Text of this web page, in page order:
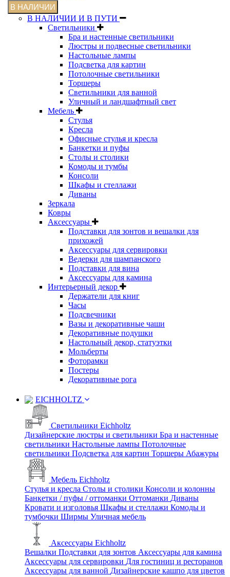
В НАЛИЧИИ
В НАЛИЧИИ И В ПУТИ
Светильники
Бра и настенные светильники
Люстры и подвесные светильники
Настольные лампы
Подсветка для картин
Потолочные светильники
Торшеры
Светильники для ванной
Уличный и ландшафтный свет
Мебель
Стулья
Кресла
Офисные стулья и кресла
Банкетки и пуфы
Столы и столики
Комоды и тумбы
Консоли
Шкафы и стеллажи
Диваны
Зеркала
Ковры
Аксессуары
Подставки для зонтов и вешалки для
прихожей
Аксессуары для сервировки
Ведерки для шампанского
Подставки для вина
Аксессуары для камина
Интерьерный декор
Держатели для книг
Часы
Подсвечники
Вазы и декоративные чаши
Декоративные подушки
Настольный декор, статуэтки
Мольберты
Фоторамки
Постеры
Декоративные рога
EICHHOLTZ
Светильники Eichholtz
Дизайнерские люстры и светильники Бра и настенные
светильники Настольные лампы Потолочные
светильники Подсветка для картин Торшеры Абажуры
Мебель Eichholtz
Стулья и кресла Столы и столики Консоли и колонны
Банкетки / пуфы / оттоманки Оттоманки Диваны
Кровати и изголовья Шкафы и стеллажи Комоды и
тумбочки Ширмы Уличная мебель
Аксессуары Eichholtz
Вешалки Подставки для зонтов Аксессуары для камина
Аксессуары для сервировки Для гостиниц и ресторанов
Аксессуары для ванной Дизайнерские кашпо для цветов